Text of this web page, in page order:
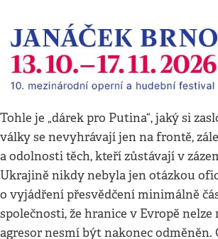
Tohle je „dárek pro Putina“, jaký si
války se nevyhrávají jen na frontě,
a odolnosti těch, kteří zůstávají v
Ukrajině nikdy nebyla jen otázkou
o vyjádření přesvědčení minimálně
společnosti, že hranice v Evropě nelze
agresor nesmí být nakonec